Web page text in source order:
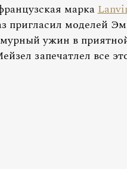
марка
пригласил моделей
ужин в
запечатлел все